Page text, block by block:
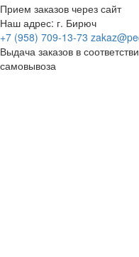
Прием заказов через сайт
Наш адрес: г. Бирюч
+7 (958) 709-13-73
Выдача заказов в
самовывоза